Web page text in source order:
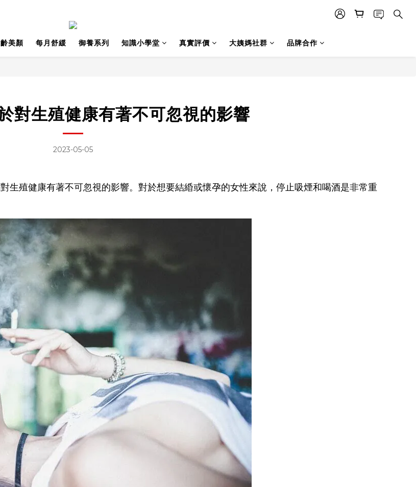
美顏 每月舒緩 御養系列 知識小學堂 真實評價 大姨媽社群 品牌合作
對生殖健康有著不可忽視的影響
2023-05-05
生殖健康有著不可忽視的影響。對於想要結緍或懷孕的女性來說，停止吸煙和喝酒是非常重